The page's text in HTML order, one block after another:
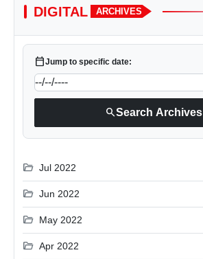
DIGITAL ARCHIVES
calendar_todayJump to specific date:
searchSearch Archives
folder_open Jul 2022
folder_open Jun 2022
folder_open May 2022
folder_open Apr 2022